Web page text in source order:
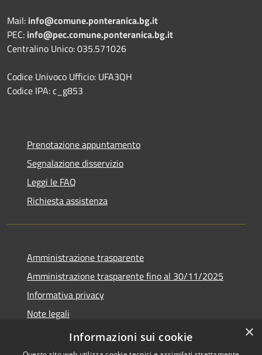
Mail: info@comune.ponteranica.bg.it
PEC: info@pec.comune.ponteranica.bg.it
Centralino Unico: 035.571026
Codice Univoco Ufficio: UFA3QH
Codice IPA: c_g853
Prenotazione appuntamento
Segnalazione disservizio
Leggi le FAQ
Richiesta assistenza
Amministrazione trasparente
Amministrazione trasparente fino al 30/11/2025
Informativa privacy
Note legali
Dichiarazione di accessibilità
×
Informazioni sui cookie